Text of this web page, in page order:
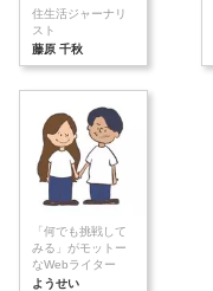
住生活ジャーナリ
スト
藤原 千秋
「何でも挑戦して
みる」がモットー
なWebライター
ようせい